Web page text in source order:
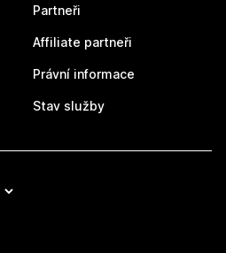
Partneři
Affiliate partneři
Právní informace
Stav služby